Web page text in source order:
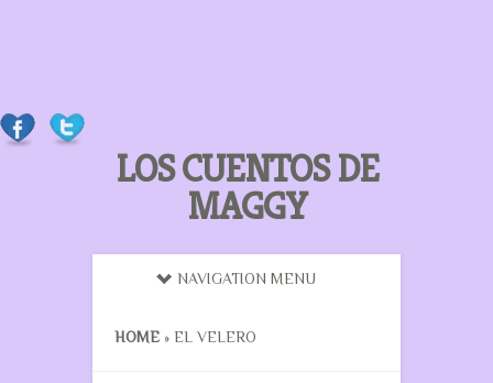
LOS CUENTOS DE
MAGGY
NAVIGATION MENU
HOME » EL VELERO